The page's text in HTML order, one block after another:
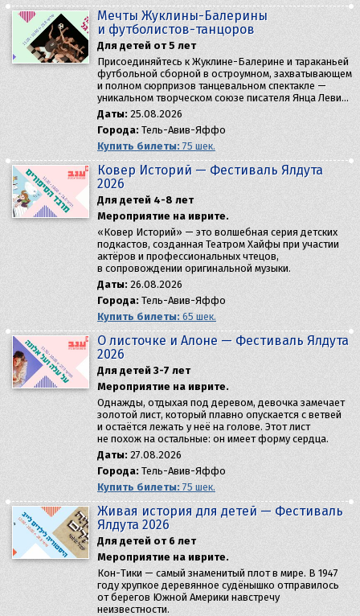
Мечты Жуклины-Балерины
и футболистов-танцоров
Для детей от 5 лет
Присоединяйтесь к Жуклине-Балерине и тараканьей
футбольной сборной в остроумном, захватывающем
и полном сюрпризов танцевальном спектакле —
уникальном творческом союзе писателя Янца Леви…
Даты: 25.08.2026
Города: Тель-Авив-Яффо
Купить билеты: 75 шек.
Ковер Историй — Фестиваль Ялдута
2026
Для детей 4-8 лет
Мероприятие на иврите.
«Ковер Историй» — это волшебная серия детских
подкастов, созданная Театром Хайфы при участии
актёров и профессиональных чтецов,
в сопровождении оригинальной музыки.
Даты: 26.08.2026
Города: Тель-Авив-Яффо
Купить билеты: 65 шек.
О листочке и Алоне — Фестиваль Ялдута
2026
Для детей 3-7 лет
Мероприятие на иврите.
Однажды, отдыхая под деревом, девочка замечает
золотой лист, который плавно опускается с ветвей
и остаётся лежать у неё на голове. Этот лист
не похож на остальные: он имеет форму сердца.
Даты: 27.08.2026
Города: Тель-Авив-Яффо
Купить билеты: 75 шек.
Живая история для детей — Фестиваль
Ялдута 2026
Для детей от 6 лет
Мероприятие на иврите.
Кон-Тики — самый знаменитый плот в мире. В 1947
году хрупкое деревянное судёнышко отправилось
от берегов Южной Америки навстречу
неизвестности.